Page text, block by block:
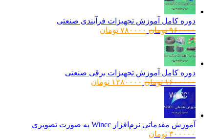
دوره کامل آموزش تجهیزات فرآیندی صنعتی
۹۶۰۰۰۰ تومانقیمت
۷۸۰۰۰۰ تومانقیمت
دوره کامل آموزش تجهیزات برقی صنعتی
۱۶۰۰۰۰۰ تومانقیمت
۱۲۸۰۰۰۰ تومانقیمت
آموزش مقدماتی نرم‌افزار Wincc به صورت تصویری
۳۰۰۰۰۰ تومان